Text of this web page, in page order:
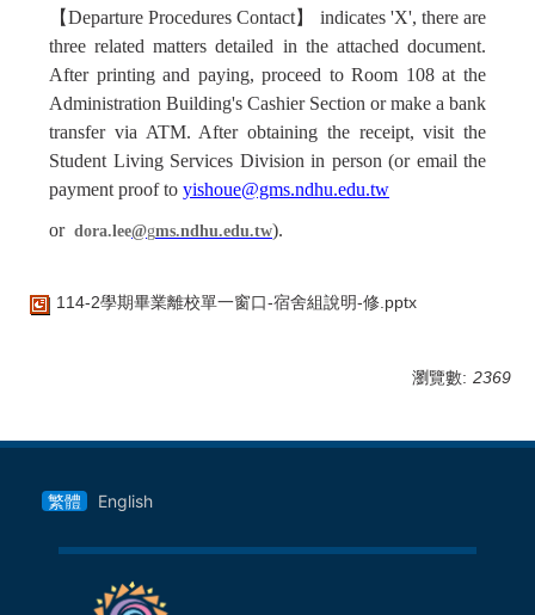
【Departure Procedures Contact】
indicates 'X', there are
three related matters detailed in the attached document.
After printing and paying, proceed to Room 108 at the
Administration Building's Cashier Section or make a bank
transfer via ATM. After obtaining the receipt, visit the
Student Living Services Division in person (or email the
payment proof to yishoue@gms.ndhu.edu.tw
or dora.lee@gms.ndhu.edu.tw).
114-2學期畢業離校單一窗口-宿舍組說明-修.pptx
瀏覽數: 2369
繁體 English